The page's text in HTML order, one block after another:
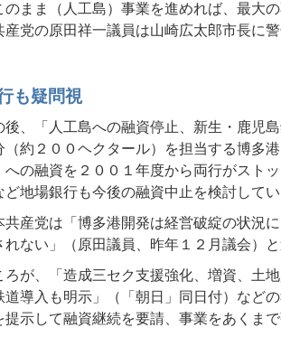
のまま（人工島）事業を進めれば、最
産党の原田祥一議員は山崎広太郎市長に
も疑問視
後、「人工島への融資停止、新生・鹿児
（約２００ヘクタール）を担当する博多
への融資を２００１年度から両行がスト
ど地場銀行も今後の融資中止を検討してい
共産党は「博多港開発は経営破綻の状況
れない」（原田議員、昨年１２月議会）と
ろが、「造成三セク支援強化、増資、土
道導入も明示」（「朝日」同日付）など
提示して融資継続を要請、事業をあくまで